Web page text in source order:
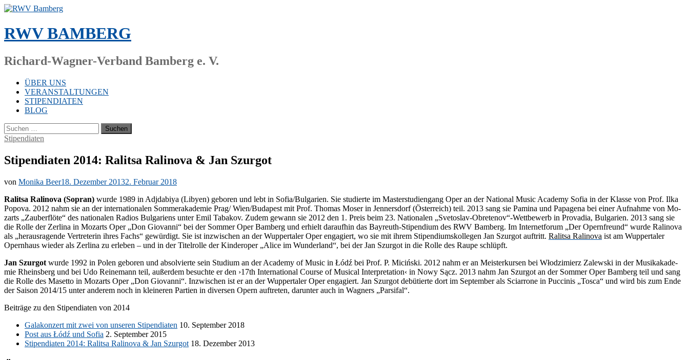
Zum
springen
RWV BAMBERG
Richard-Wagner-Verband Bamberg e. V.
ÜBER UNS
VERANSTALTUNGEN
STIPENDIATEN
BLOG
Suchen
nach:
Stipendiaten
Stipendiaten 2014: Ralitsa Ralinova & Jan Szurgot
von Monika Beer18. Dezember 20132. Februar 2018
Ra­lit­sa Ra­li­no­va (So­pran) wur­de 1989 in Adj­d­a­biya (Li­by­en) ge­bo­ren und lebt in Sofia/​Bulgarien. Sie stu­dier­te im Mas­ter­stu­di­en­gang Oper an der Na­tio­nal Mu­sic Aca­de­my So­fia in der Klas­se von Prof. Ilka
Po­po­va. 2012 nahm sie an der in­ter­na­tio­na­len Som­mer­aka­de­mie Prag/​ Wien/​Budapest mit Prof. Tho­mas Mo­ser in Jen­ners­dorf (Ös­ter­reich) teil. 2013 sang sie Pa­mi­na und Pa­pa­ge­na bei ei­ner Auf­nah­me von Mo­
zarts „Zau­ber­flö­te“ des na­tio­na­len Ra­di­os Bul­ga­ri­ens un­ter Emil Ta­ba­kov. Zu­dem ge­wann sie 2012 den 1. Preis beim 23. Na­tio­na­len „Svetoslav-Obretenov“-Wettbewerb in Pro­va­dia, Bul­ga­ri­en. 2013 sang sie
die Rol­le der Zer­li­na in Mo­zarts Oper „Don Gio­van­ni“ bei der Som­mer Oper Bam­berg und er­hielt dar­auf­hin das Bay­reuth-Sti­pen­di­um des RWV Bam­berg. Im In­ter­net­fo­rum „Der Opern­freund“ wur­de Ra­li­no­va
als „her­aus­ra­gen­de Ver­tre­te­rin ih­res Fachs“ ge­wür­digt. Sie ist in­zwi­schen an der Wup­per­ta­ler Oper en­ga­giert, wo sie mit ih­rem Sti­pen­di­ums­kol­le­gen Jan Szur­got auf­tritt. Ra­lit­sa Ra­li­no­va ist am Wup­per­ta­ler
Opern­haus wie­der als Zer­li­na zu er­le­ben – und in der Ti­tel­rol­le der Kin­der­oper „Ali­ce im Wun­der­land“, bei der Jan Szur­got in die Rol­le des Rau­pe schlüpft.
Jan Szur­got wur­de 1992 in Po­len ge­bo­ren und ab­sol­vier­te sein Stu­di­um an der Aca­de­my of Mu­sic in Łódź bei Prof. P. Miciń­ski. 2012 nahm er an Meis­ter­kur­sen bei Włod­zi­mierz Za­lew­ski in der Mu­sik­aka­de­
mie Rheins­berg und bei Udo Rei­ne­mann teil, au­ßer­dem be­such­te er den ›17th In­ter­na­tio­nal Cour­se of Mu­si­cal In­ter­pre­ta­ti­on‹ in Nowy Sącz. 2013 nahm Jan Szur­got an der Som­mer Oper Bam­berg teil und sang
die Rol­le des Ma­set­to in Mo­zarts Oper „Don Gio­van­ni“. In­zwi­schen ist er an der Wup­per­ta­ler Oper en­ga­giert. Jan Szur­got de­bü­tier­te dort im Sep­tem­ber als Sciar­ro­ne in Puc­ci­nis „Tos­ca“ und wird bis zum Ende
der Sai­son 2014/15 un­ter an­de­rem noch in klei­ne­ren Par­tien in di­ver­sen Opern auf­tre­ten, dar­un­ter auch in Wag­ners „Par­si­fal“.
Bei­trä­ge zu den Sti­pen­dia­ten von 2014
Ga­la­kon­zert mit zwei von un­se­ren Sti­pen­dia­ten 10. Sep­tem­ber 2018
Post aus Łódź und So­fia 2. Sep­tem­ber 2015
Sti­pen­dia­ten 2014: Ra­lit­sa Ra­li­no­va & Jan Szur­got 18. De­zem­ber 2013